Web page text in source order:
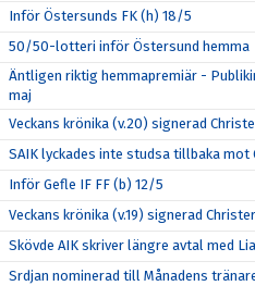
Inför Östersunds FK (h) 18/5
50/50-lotteri inför Östersund hemma
Äntligen riktig hemmapremiär -
maj
Veckans krönika (v.20) signerad
SAIK lyckades inte studsa tillbaka mot
Inför Gefle IF FF (b) 12/5
Veckans krönika (v.19) signerad
Skövde AIK skriver längre avtal med
Srdjan nominerad till Månadens